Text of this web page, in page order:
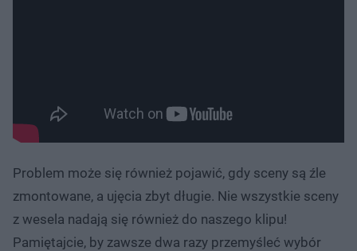
Problem może się również pojawić, gdy sceny są źle
zmontowane, a ujęcia zbyt długie. Nie wszystkie sceny
z wesela nadają się również do naszego klipu!
Pamiętajcie, by zawsze dwa razy przemyśleć wybór